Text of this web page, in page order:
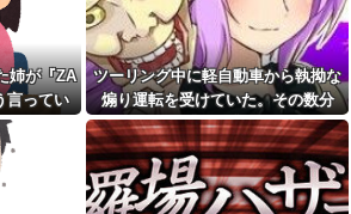
け
カトメ
会いに
たら、
と思わ
られな
とち狂
言う
？
Ａちゃんママは遊園地や水族
館が大嫌い。夏休みのお出かけ
先はおばあちゃんちだけ。私の
母「可哀想。孫ちゃんと一緒に
ＴＤＬに連れて行ってあげた
い」→Ａママに烈火の如くキレ
られた
【朗報】鈴木奈々、今が最も
巨乳とのこと(画像あり)
【悲報】 飛行機のパイロッ
トさん、「駅弁」を食べている
姉が『ZA
言ってい
ツーリング中に軽自動車から執拗な
煽り運転を受けていた。その数分
後、思わぬ結末を目撃することにな
り…